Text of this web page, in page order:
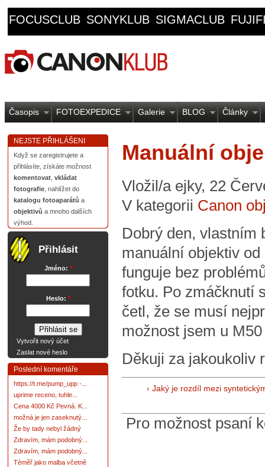
FOCUSCLUB SONYKLUB SIGMACLUB
Časopis FOTOEXPEDICE Galerie BLOG Články
NEJSTE PŘIHLÁŠENI
Když se zaregistrujete a
přihlásíte, získáte možnost
komentovat vkládat
fotografie , nahlížet do
katalogu fotoaparátů a
objektivů a mnoho dalších
výhod.
Přihlásit
Jméno: *
Heslo: *
Vytvořit nový účet
Zaslat nové heslo
Poslední komentáře
https://t.me/pump_upp -...
uprime receno, tuhle...
Cena 4000 Kč Pevná. K...
možná je jen zaseknutý...
Že by tady nebyl žádný
Zdravím, mám podobný...
Zdravím, mám podobný...
Téměř jako malba včetně
Manuální
Vložil/a ejky, 22
V kategorii Canon
Dobrý den, vlastním
manuální objektiv
funguje bez
fotku. Po zmáčknutí
četl, že se musí
možnost jsem u
Děkuji za jakoukoliv
‹ Jaký je rozdíl mezi
Pro možnost psaní